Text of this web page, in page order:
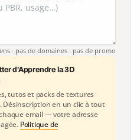
· pas de domaines · pas de promo
d'Apprendre la 3D
tutos et packs de textures
en un clic à tout
email — votre adresse
Politique de